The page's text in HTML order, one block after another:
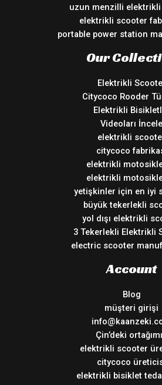
uzun menzilli
elektrikli scooter
portable power station
Our
Elektrikli
Citycoco Rooder
Elektrikli
Videoları İncele
elektrikli
citycoco
elektrikli
elektrikli
yetişkinler için en iyi
büyük tekerlekli
yol dışı elektrikli
3 Tekerlekli Elektrikli
electric scooter
Account
Blog
müşteri girişi
Çin’deki
elektrikli scooter
citycoco
elektrikli bisiklet